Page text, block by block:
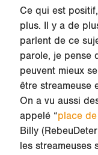
Ce qui est
plus. Il y a de
parlent de ce
parole, je pense
peuvent mieux
être streameuse
On a vu aussi
appelé “place
Billy
les streameuses